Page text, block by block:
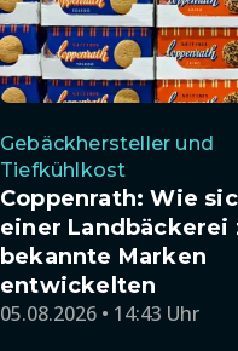
Gebäckhersteller und
Tiefkühlkost
Coppenrath: Wie
einer Landbäckerei
bekannte Marken
entwickelten
05.08.2026 • 14:43 Uhr